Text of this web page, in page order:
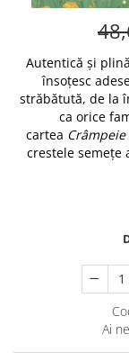
Familie
Barbati
Cresterea copiilor
Femei
Despre biserica
Pix plastic
Jurnale
Jurnal de
Limba Engleza
Limba Română
Magneti
Obiecte decorative
Pix+Semn de carte
Tablouri
Alte suveniruri
Carti postale
Jurnal
Magneti
Suport pahar
Jurnale
Autentică şi
însoţesc
străbătută, de la
ca orice
cartea
crestele semeţe
Ai